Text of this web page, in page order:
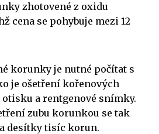
zhotovené z oxidu
cena se pohybuje mezi 12
korunky je nutné počítat s
je ošetření kořenových
a rentgenové snímky.
zubu korunkou se tak
desítky tisíc korun.